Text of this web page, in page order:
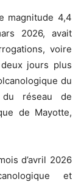
magnitude 4,4
2026, avait
voire
jours plus
du
réseau de
de Mayotte,
d’avril 2026
et